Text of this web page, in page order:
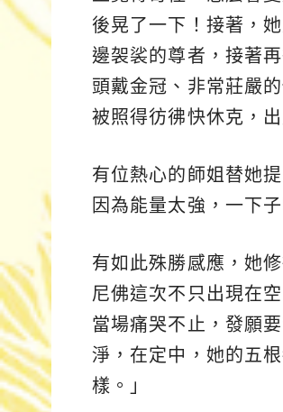
後晃了一下！接著，
邊袈裟的尊者，接著
頭戴金冠、非常莊嚴
被照得彷彿快休克，
有位熱心的師姐替她
因為能量太強，一下
有如此殊勝感應，她
尼佛這次不只出現在
當場痛哭不止，發願
淨，在定中，她的五
樣。」